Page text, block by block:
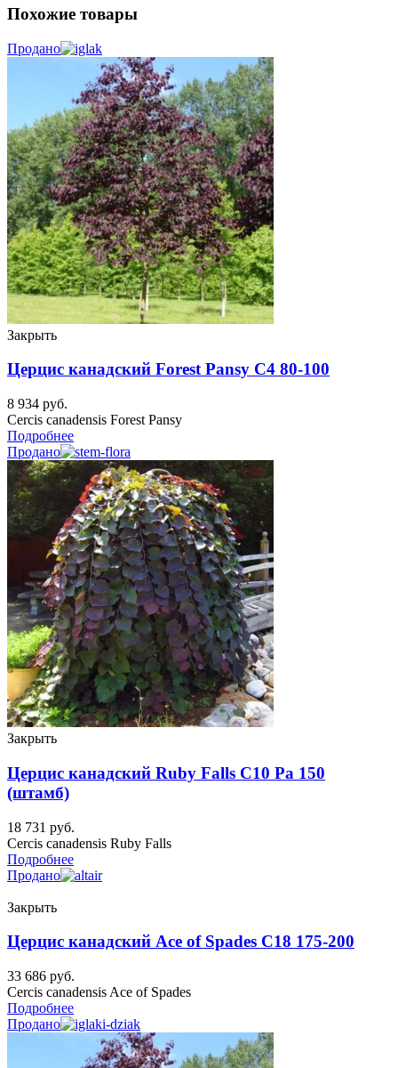
Похожие товары
Продано
Закрыть
Церцис канадский Forest Pansy C4 80-100
8 934 руб.
Cercis canadensis Forest Pansy
Подробнее
Продано
Закрыть
Церцис канадский Ruby Falls C10 Ра 150
(штамб)
18 731 руб.
Cercis canadensis Ruby Falls
Подробнее
Продано
Закрыть
Церцис канадский Ace of Spades C18 175-200
33 686 руб.
Cercis canadensis Ace of Spades
Подробнее
Продано